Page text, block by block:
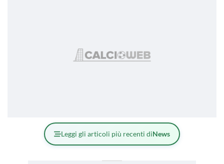
Leggi gli articoli più recenti diNews